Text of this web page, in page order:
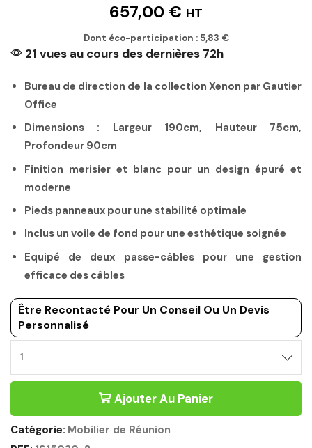
657,00 € HT
Dont éco-participation : 5,83 €
21 vues au cours des dernières 72h
Bureau de direction de la collection Xenon par Gautier
Office
Dimensions : Largeur 190cm, Hauteur 75cm,
Profondeur 90cm
Finition merisier et blanc pour un design épuré et
moderne
Pieds panneaux pour une stabilité optimale
Inclus un voile de fond pour une esthétique soignée
Equipé de deux passe-câbles pour une gestion
efficace des câbles
Être Recontacté Pour Un Conseil Ou Un Devis
Personnalisé
Ajouter Au Panier
Catégorie: Mobilier de Réunion